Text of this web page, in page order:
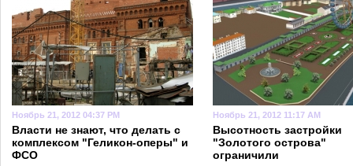
Ноябрь 21, 2012 04:37 PM
Власти не знают, что делать с
комплексом "Геликон-оперы" и
ФСО
Ноябрь 21, 2012 11:17 AM
Высотность застройки
"Золотого острова"
ограничили